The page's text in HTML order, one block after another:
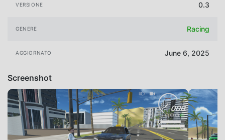
VERSIONE 0.3
GENERE Racing
AGGIORNATO June 6, 2025
Screenshot